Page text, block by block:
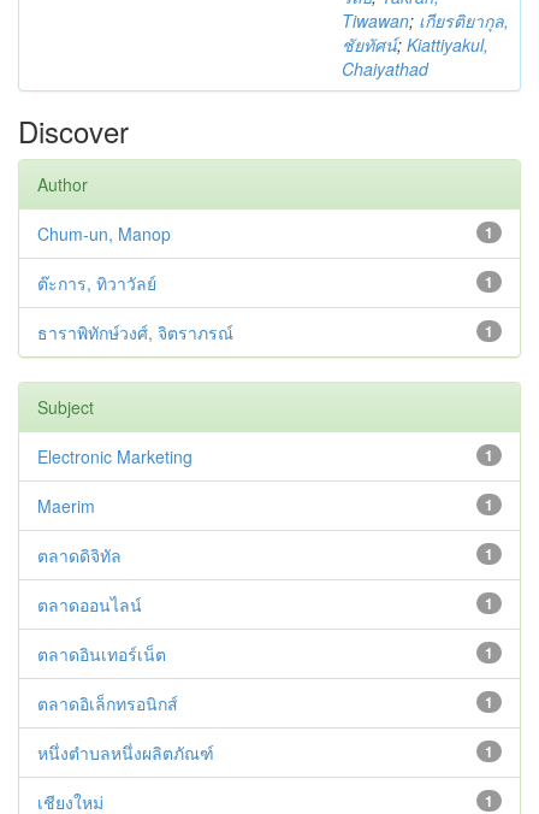
Tiwawan; เกียรติยากุล,
ชัยทัศน์; Kiattiyakul,
Chaiyathad
Discover
Author
1
Chum-un, Manop
1
ต๊ะการ, ทิวาวัลย์
1
ธาราพิทักษ์วงศ์, จิตราภรณ์
Subject
1
Electronic Marketing
1
Maerim
1
ตลาดดิจิทัล
1
ตลาดออนไลน์
1
ตลาดอินเทอร์เน็ต
1
ตลาดอิเล็กทรอนิกส์
1
หนึ่งตำบลหนึ่งผลิตภัณฑ์
1
เชียงใหม่